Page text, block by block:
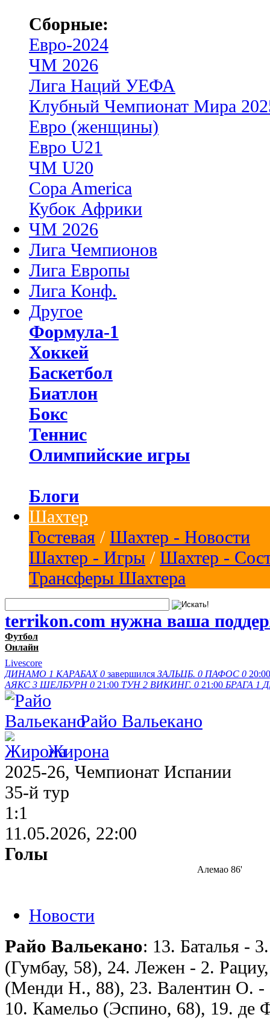
Сборные:
Евро-2024
ЧМ 2026
Лига Наций УЕФА
Клубный Чемпионат Мира
Евро (женщины)
Евро U21
ЧМ U20
Copa America
Кубок Африки
ЧМ 2026
Лига Чемпионов
Лига Европы
Лига Конф.
Другое
Формула-1
Хоккей
Баскетбол
Биатлон
Бокс
Теннис
Олимпийские игры
Блоги
Шахтер
Гостевая / Шахтер - Новости
Шахтер - Игры / Шахтер -
Трансферы Шахтера
terrikon.com нужна ваша
Футбол
Онлайн
Livescore
ДИНАМО 1 КАРАБАХ 0 завершился ЗАЛЬЦБ. 0 ПАФОС 0 20:00
АЯКС 3 ШЕЛБУРН 0 21:00 ТУН 2 ВИКИНГ. 0 21:00 БРАГА 1
Райо Вальекано
Жирона
2025-26, Чемпионат Испании
35-й тур
1:1
11.05.2026, 22:00
Голы
Алемао 86'
Новости
Райо Вальекано: 13. Баталья -
(Гумбау, 58), 24. Лежен - 2.
(Менди Н., 88), 23. Валентин О.
10. Камельо (Эспино, 68), 19. де